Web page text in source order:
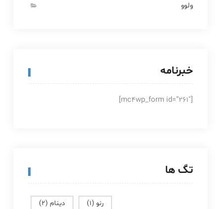
ولوو
خبرنامه
[mc4wp_form id=”261″]
تگ ها
دینام (2) رنو (1)